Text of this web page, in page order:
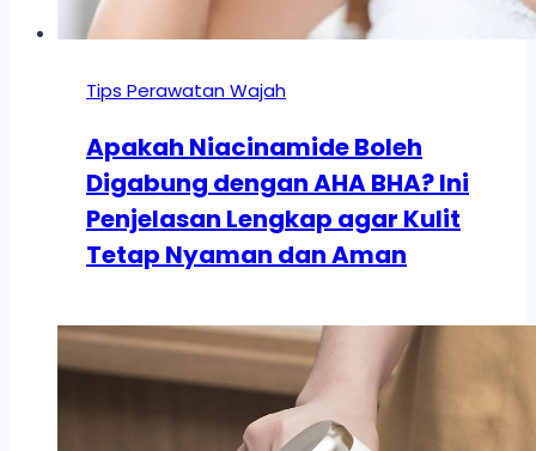
Tips Perawatan Wajah
Apakah Niacinamide Boleh
Digabung dengan AHA BHA? Ini
Penjelasan Lengkap agar Kulit
Tetap Nyaman dan Aman